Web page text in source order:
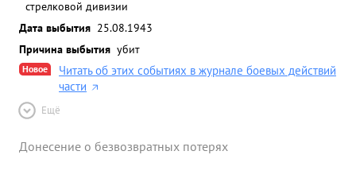
стрелковой дивизии
Дата выбытия 25.08.1943
Причина выбытия убит
Новое
Читать об этих событиях в журнале боевых действий
части
Ещё
Донесение о безвозвратных потерях